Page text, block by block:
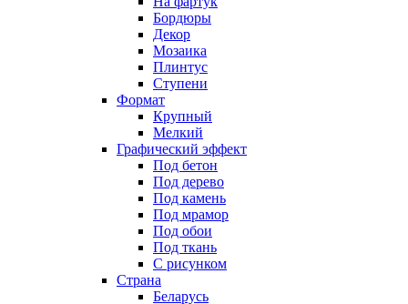
Бордюры
Декор
Мозаика
Плинтус
Ступени
Формат
Крупный
Мелкий
Графический эффект
Под бетон
Под дерево
Под камень
Под мрамор
Под обои
Под ткань
С рисунком
Страна
Беларусь